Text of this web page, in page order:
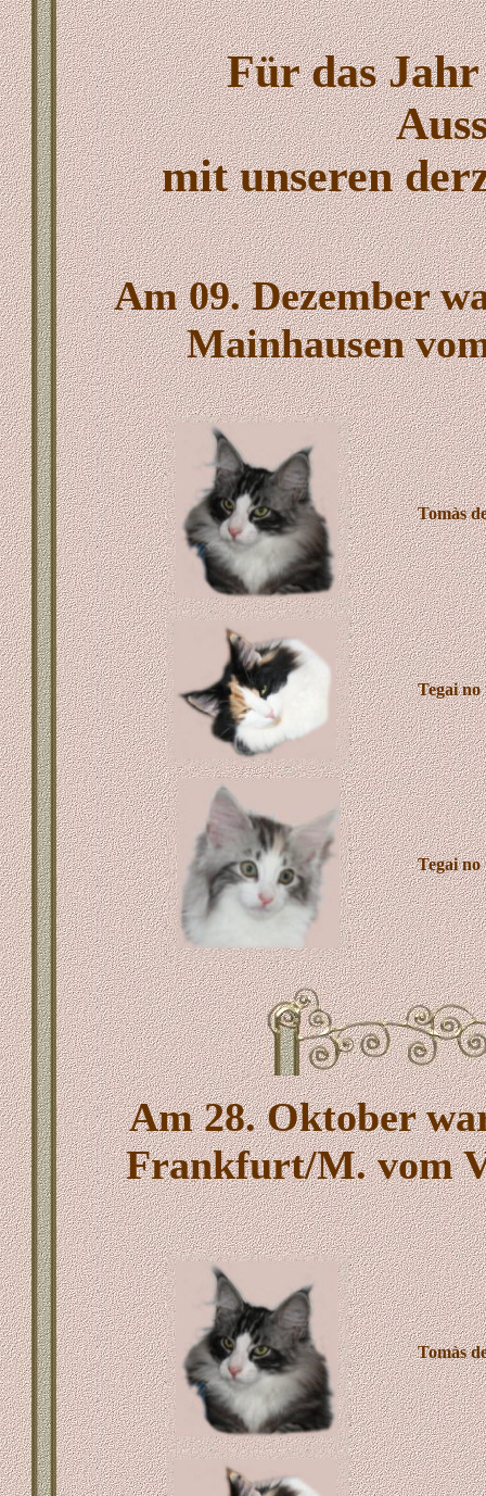
Für das
mit unseren
Am 09. Dezember
Mainhausen
Tomàs
Tegai
Tegai
Am 28. Oktober
Frankfurt/M. vom
Tomàs